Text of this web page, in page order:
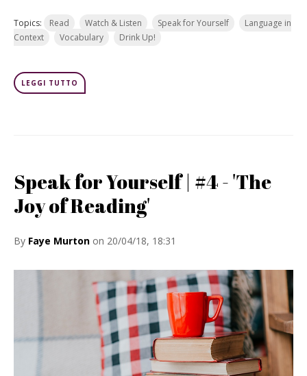
Topics: Read Watch & Listen Speak for Yourself
Language in
Context
Vocabulary Drink Up!
LEGGI TUTTO
Speak for Yourself | #4 - 'The
Joy of Reading'
By Faye Murton on 20/04/18, 18:31